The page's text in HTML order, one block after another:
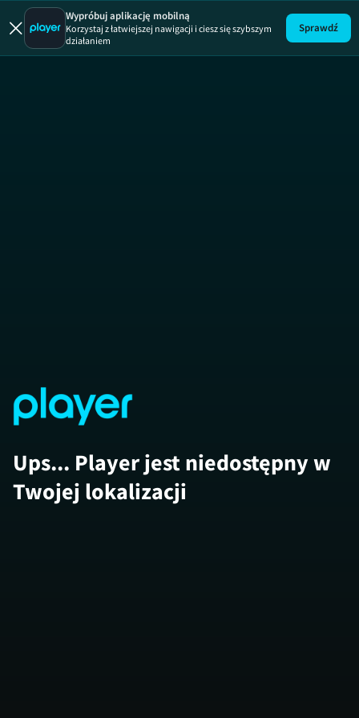
Wypróbuj aplikację mobilną
Korzystaj z łatwiejszej nawigacji i ciesz się szybszym
działaniem
Sprawdź
Ups... Player jest niedostępny w
Twojej lokalizacji